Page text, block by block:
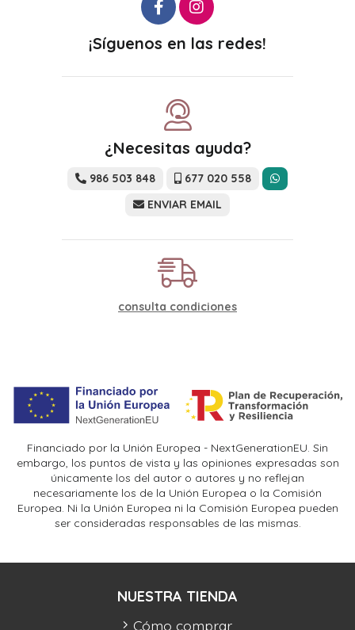
¡Síguenos en las redes!
¿Necesitas ayuda?
986 503 848
677 020 558
ENVIAR EMAIL
consulta condiciones
Financiado por la Unión Europea - NextGenerationEU. Sin
embargo, los puntos de vista y las opiniones expresadas son
únicamente los del autor o autores y no reflejan
necesariamente los de la Unión Europea o la Comisión
Europea. Ni la Unión Europea ni la Comisión Europea pueden
ser consideradas responsables de las mismas.
NUESTRA TIENDA
Cómo comprar